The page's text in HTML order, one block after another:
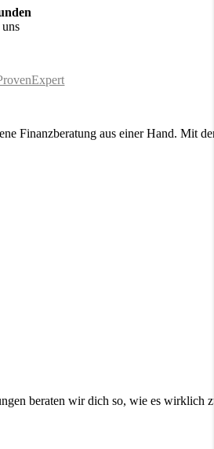
Finanzberatung aus einer Hand. Mit
beraten wir dich so, wie es wirklich